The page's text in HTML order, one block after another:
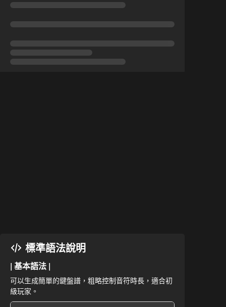
標準語法說明
| 基本語法 |
可以生成簡單的鍵盤譜，粗略控制音符時長，適合初
級玩家。